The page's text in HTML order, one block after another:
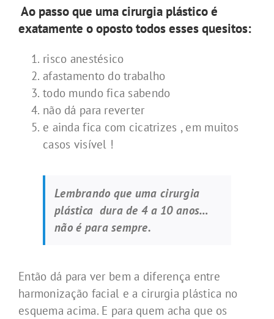
Ao passo que uma cirurgia plástico é
exatamente o oposto todos esses quesitos:
risco anestésico
afastamento do trabalho
todo mundo fica sabendo
não dá para reverter
e ainda fica com cicatrizes , em muitos
casos visível !
Lembrando que uma cirurgia
plástica dura de 4 a 10 anos…
não é para sempre.
Então dá para ver bem a diferença entre
harmonização facial e a cirurgia plástica no
esquema acima. E para quem acha que os